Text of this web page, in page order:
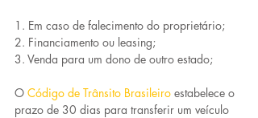
1. Em caso de falecimento do proprietário;
2. Financiamento ou leasing;
3. Venda para um dono de outro estado;
O Código de Trânsito Brasileiro estabelece o
prazo de 30 dias para transferir um veículo